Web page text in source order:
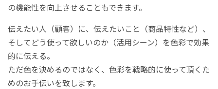
の機能性を向上させることもできます。
伝えたい人（顧客）に、伝えたいこと（商品特性など）、
そしてどう使って欲しいのか（活用シーン）を色彩で効果
的に伝える。
ただ色を決めるのではなく、⾊彩を戦略的に使って頂くた
めのお⼿伝いを致します。